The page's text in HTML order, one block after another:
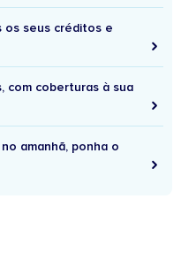
seus créditos e
com coberturas à sua
amanhã, ponha o